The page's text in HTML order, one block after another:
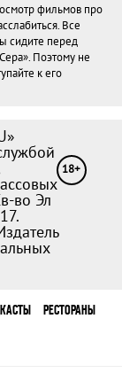
фильмов про
Все
сидите перед
Поэтому не
к его
во Эл
18+
РЕСТОРАНЫ